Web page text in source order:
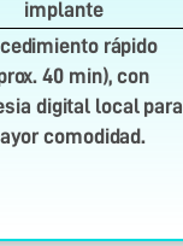
implante
rápido
40 min), con
digital local para
comodidad.